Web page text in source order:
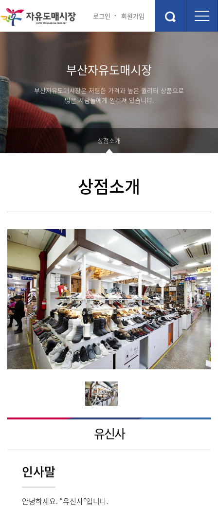
로그인 회원가입
층별안내
주차장
편의시설
상점소개
관광 및 교통정보 행사 및 이벤트
포토갤러리
커뮤니티
시장소식
부산자유시장 소개
시장소개
BI 및 캐릭터소개
찾아오시는길
부산자유도매시장
부산자유도매시장은 저렴한 가격과 높은 퀄리티 상품으로
많은 사람들에게 알려져 있습니다.
상점소개
상점소개
유신사
인사말
안녕하세요. “유신사”입니다.